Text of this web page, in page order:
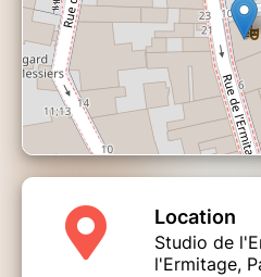
Théo Fardele : basse
Thibaut Fontana :
Franck Boyron : trombone
Location
Studio de
l'Ermitage,